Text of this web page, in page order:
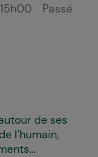
15h00 Passé
de ses
l’humain,